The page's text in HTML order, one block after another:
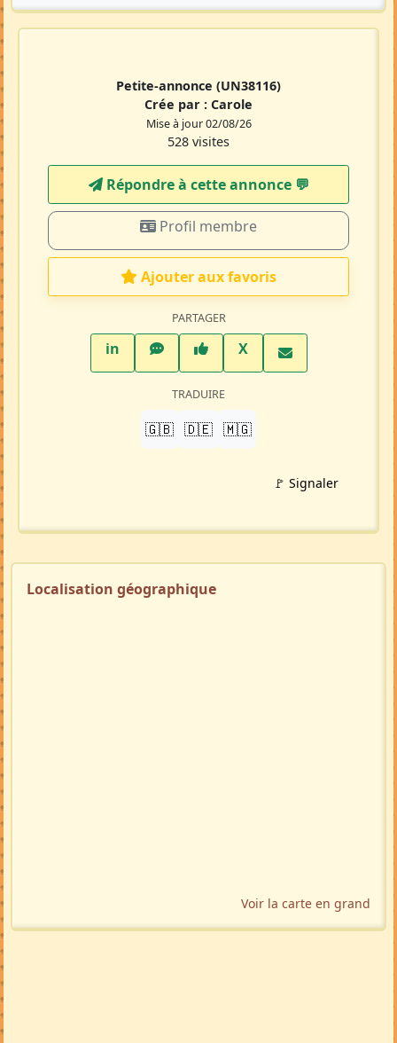
Petite-annonce (UN38116)
Crée par : Carole
Mise à jour 02/08/26
528 visites
Répondre à cette annonce 💬​
Profil membre
Ajouter aux favoris
PARTAGER
inLinkedInWhatsAppFacebook
XTwitter X
TRADUIRE
🇬🇧 🇩🇪 🇲🇬
🚩 Signaler
Localisation géographique
Voir la carte en grand